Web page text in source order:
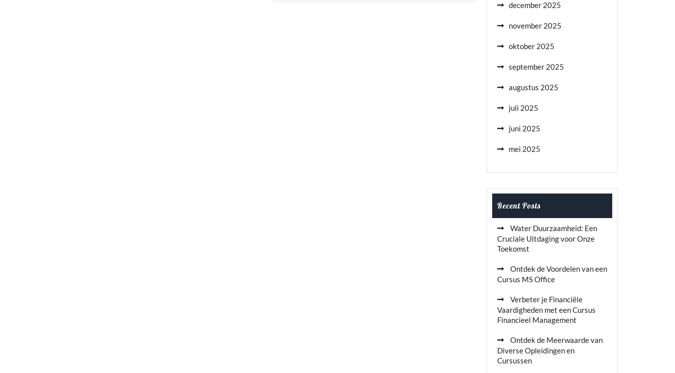
december 2025
november 2025
oktober 2025
september 2025
augustus 2025
juli 2025
juni 2025
mei 2025
Recent Posts
Water Duurzaamheid: Een
Cruciale Uitdaging voor Onze
Toekomst
Ontdek de Voordelen van een
Cursus MS Office
Verbeter je Financiële
Vaardigheden met een Cursus
Financieel Management
Ontdek de Meerwaarde van
Diverse Opleidingen en
Cursussen